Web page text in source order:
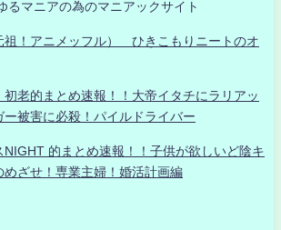
るマニアの為のマニアックサイト
祖！アニメッフル） ひきこもりニートのオ
初老的まとめ速報！！大帝イタチにラリアッ
ー被害に必殺！パイルドライバー
NIGHT 的まとめ速報！！子供が欲しいど陰キ
めざせ！専業主婦！婚活計画編